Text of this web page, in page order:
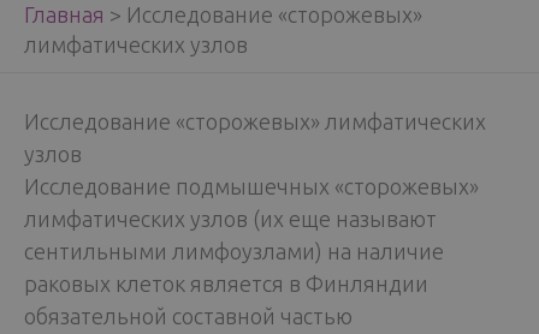
Главная > Исследование «сторожевых»
лимфатических узлов
Исследование «сторожевых» лимфатических
узлов
Исследование подмышечных «сторожевых»
лимфатических узлов (их еще называют
сентильными лимфоузлами) на наличие
раковых клеток является в Финляндии
обязательной составной частью